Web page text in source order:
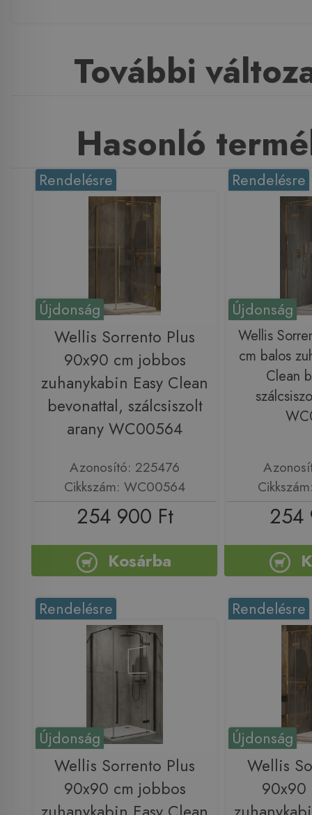
További
Hasonló
Újdonság
Rendelésre
Wellis Sorrento Plus
90x90 cm jobbos
zuhanykabin Easy Clean
bevonattal, szálcsiszolt
arany WC00564
Azonosító: 225476
Cikkszám: WC00564
254 900 Ft
Kosárba
Újdonság
Rendelésre
Wellis
cm balos
Clean
254
Újdonság
Rendelésre
Wellis Sorrento Plus
90x90 cm jobbos
Újdonság
Rendelésre
Wellis
90x90